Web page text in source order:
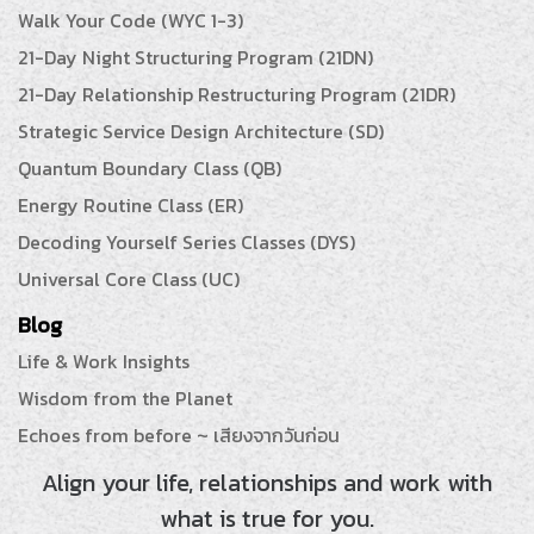
Walk Your Code (WYC 1-3)
21-Day Night Structuring Program (21DN)
21-Day Relationship Restructuring Program (21DR)
Strategic Service Design Architecture (SD)
Quantum Boundary Class (QB)
Energy Routine Class (ER)
Decoding Yourself Series Classes (DYS)
Universal Core Class (UC)
Blog
Life & Work Insights
Wisdom from the Planet
Echoes from before ~ เสียงจากวันก่อน
Align your life, relationships and work with
what is true for you.